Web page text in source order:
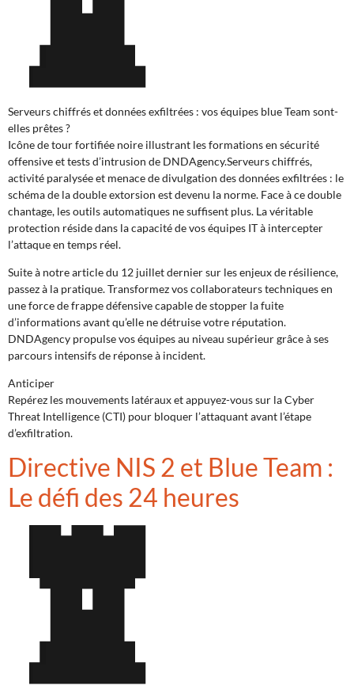
Serveurs chiffrés et données exfiltrées : vos équipes blue Team sont-
elles prêtes ?
Icône de tour fortifiée noire illustrant les formations en sécurité
offensive et tests d’intrusion de DNDAgency.Serveurs chiffrés,
activité paralysée et menace de divulgation des données exfiltrées : le
schéma de la double extorsion est devenu la norme. Face à ce double
chantage, les outils automatiques ne suffisent plus. La véritable
protection réside dans la capacité de vos équipes IT à intercepter
l’attaque en temps réel.
Suite à notre article du 12 juillet dernier sur les enjeux de résilience,
passez à la pratique. Transformez vos collaborateurs techniques en
une force de frappe défensive capable de stopper la fuite
d’informations avant qu’elle ne détruise votre réputation.
DNDAgency propulse vos équipes au niveau supérieur grâce à ses
parcours intensifs de réponse à incident.
Anticiper
Repérez les mouvements latéraux et appuyez-vous sur la Cyber
Threat Intelligence (CTI) pour bloquer l’attaquant avant l’étape
d’exfiltration.
Directive NIS 2 et Blue Team :
Le défi des 24 heures